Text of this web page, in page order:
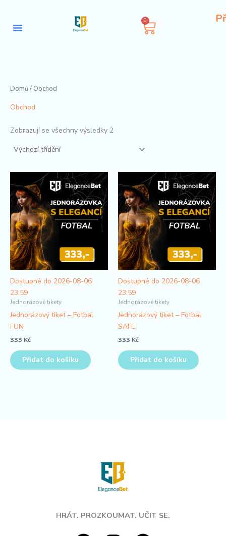
obsah
0
Košík
Domů/ Obchod
Obchod
Zobrazují se všechny výsledky 2
Dostupné do 2026-08-06
23:59
Jednorázové tikety
Jednorázový tiket – Fotbal
FUN
333 Kč
Přidat do košíku
Dostupné do 2026-08-06
23:59
Jednorázové tikety
Jednorázový tiket – Fotbal
SAFE
333 Kč
Přidat do košíku
HRÁT. PROZKOUMAT. UČIT SE.